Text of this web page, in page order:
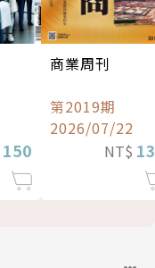
150
商業周刊
第2019期
2026/07/22
NT$